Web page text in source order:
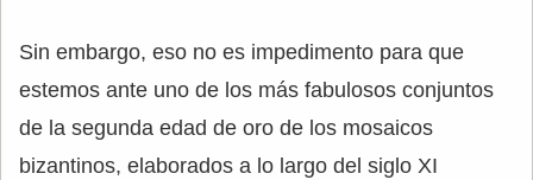
Sin embargo, eso no es impedimento para que
estemos ante uno de los más fabulosos conjuntos
de la segunda edad de oro de los mosaicos
bizantinos, elaborados a lo largo del siglo XI